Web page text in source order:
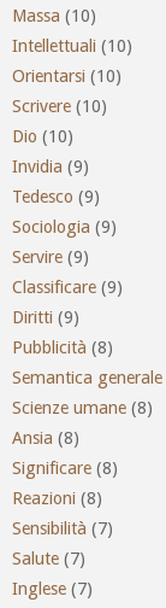
Massa (10)
Intellettuali (10)
Orientarsi (10)
Scrivere (10)
Dio (10)
Invidia (9)
Tedesco (9)
Sociologia (9)
Servire (9)
Classificare (9)
Diritti (9)
Pubblicità (8)
Semantica generale
Scienze umane (8)
Ansia (8)
Significare (8)
Reazioni (8)
Sensibilità (7)
Salute (7)
Inglese (7)